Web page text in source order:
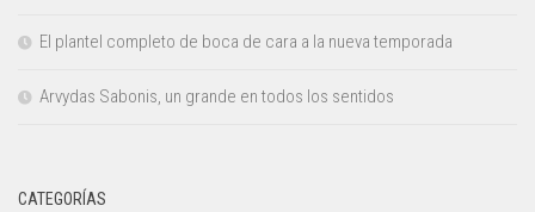
El plantel completo de boca de cara a la nueva temporada
Arvydas Sabonis, un grande en todos los sentidos
CATEGORÍAS